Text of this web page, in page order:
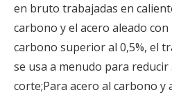
en bruto trabajadas en
carbono y el acero aleado
carbono superior al 0,5%, el
se usa a menudo para
corte;Para acero al carbono y